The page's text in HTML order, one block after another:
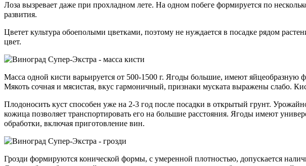
Лоза вызревает даже при прохладном лете. На одном побеге формируется по
развития.
Цветет культура обоеполыми цветками, поэтому не нуждается в посадке рядом
цвет.
Масса одной кисти варьируется от 500-1500 г. Ягоды большие, имеют
Мякоть сочная и мясистая, вкус гармоничный, признаки муската выражены слабо.
Плодоносить куст способен уже на 2-3 год после посадки в открытый грунт.
кожица позволяет транспортировать его на большие расстояния. Ягоды имеют
обработки, включая приготовление вин.
Грозди формируются конической формы, с умеренной плотностью, допускается